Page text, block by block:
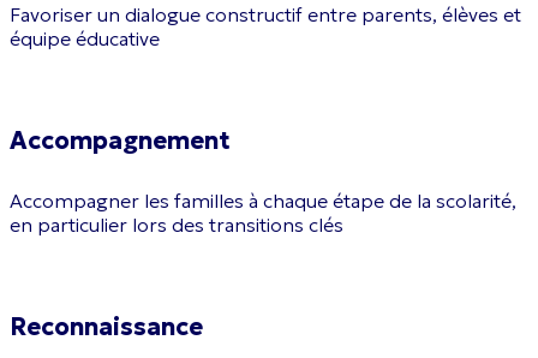
Favoriser un dialogue constructif entre parents, élèves et
équipe éducative
Accompagnement
Accompagner les familles à chaque étape de la scolarité,
en particulier lors des transitions clés
Reconnaissance